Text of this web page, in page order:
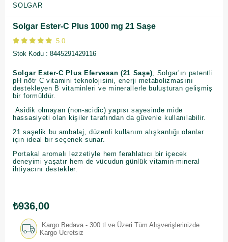
SOLGAR
Solgar Ester-C Plus 1000 mg 21 Saşe
5.0
Stok Kodu
8445291429116
Solgar Ester-C Plus Efervesan (21 Saşe), Solgar’ın patentli
pH nötr C vitamini teknolojisini, enerji metabolizmasını
destekleyen B vitaminleri ve minerallerle buluşturan gelişmiş
bir formüldür.
Asidik olmayan (non-acidic) yapısı sayesinde mide
hassasiyeti olan kişiler tarafından da güvenle kullanılabilir.
21 saşelik bu ambalaj, düzenli kullanım alışkanlığı olanlar
için ideal bir seçenek sunar.
Portakal aromalı lezzetiyle hem ferahlatıcı bir içecek
deneyimi yaşatır hem de vücudun günlük vitamin-mineral
ihtiyacını destekler.
₺936,00
Kargo Bedava - 300 tl ve Üzeri Tüm Alışverişlerinizde
Kargo Ücretsiz